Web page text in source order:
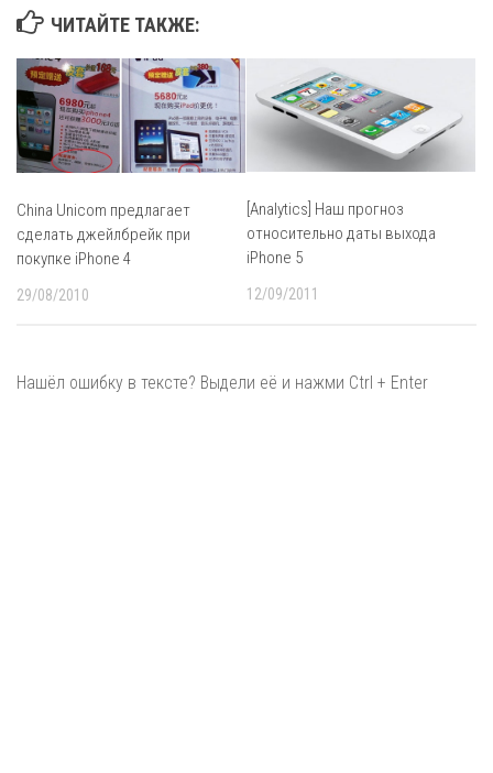
ЧИТАЙТЕ ТАКЖЕ:
China Unicom предлагает
сделать джейлбрейк при
покупке iPhone 4
29/08/2010
[Analytics] Наш прогноз
относительно даты выхода
iPhone 5
12/09/2011
Нашёл ошибку в тексте? Выдели её и нажми Ctrl + Enter